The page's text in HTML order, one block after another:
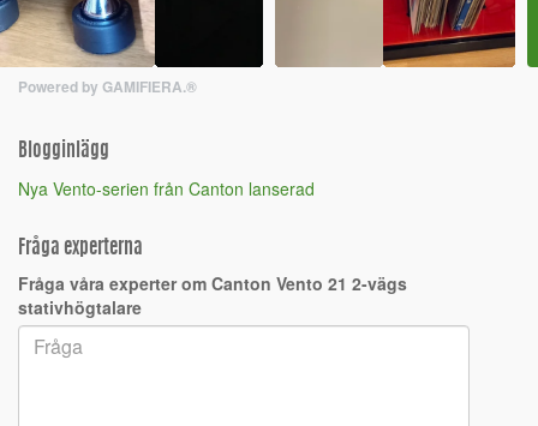
Powered by GAMIFIERA.®
Blogginlägg
Nya Vento-serien från Canton lanserad
Fråga experterna
Fråga våra experter om Canton Vento 21 2-vägs
stativhögtalare